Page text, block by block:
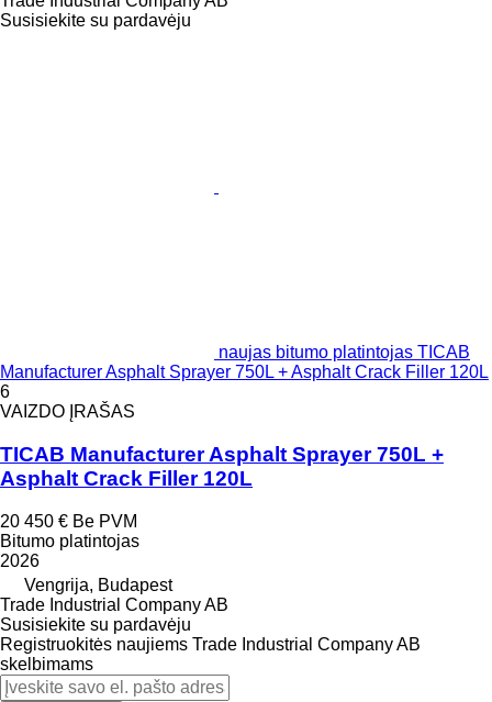
Susisiekite su pardavėju
naujas bitumo platintojas TICAB
Manufacturer Asphalt Sprayer 750L + Asphalt Crack Filler 120L
6
VAIZDO ĮRAŠAS
TICAB Manufacturer Asphalt Sprayer 750L +
Asphalt Crack Filler 120L
20 450 € Be PVM
Bitumo platintojas
2026
Vengrija, Budapest
Trade Industrial Company AB
Susisiekite su pardavėju
Registruokitės naujiems Trade Industrial Company AB
skelbimams